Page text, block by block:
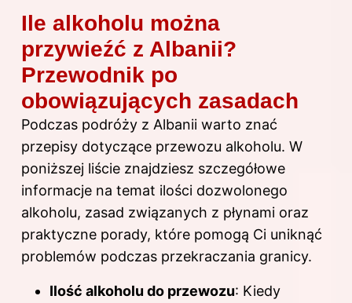
Ile alkoholu można
przywieźć z Albanii?
Przewodnik po
obowiązujących zasadach
Podczas podróży z Albanii warto znać
przepisy dotyczące przewozu alkoholu. W
poniższej liście znajdziesz szczegółowe
informacje na temat ilości dozwolonego
alkoholu, zasad związanych z płynami oraz
praktyczne porady, które pomogą Ci uniknąć
problemów podczas przekraczania granicy.
Ilość alkoholu do przewozu: Kiedy